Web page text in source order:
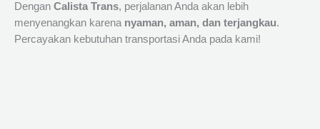
Dengan Calista Trans, perjalanan Anda akan lebih
menyenangkan karena nyaman, aman, dan terjangkau.
Percayakan kebutuhan transportasi Anda pada kami!